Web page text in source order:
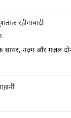
रहीमाबादी
शायर, नज़्म और ग़ज़ल